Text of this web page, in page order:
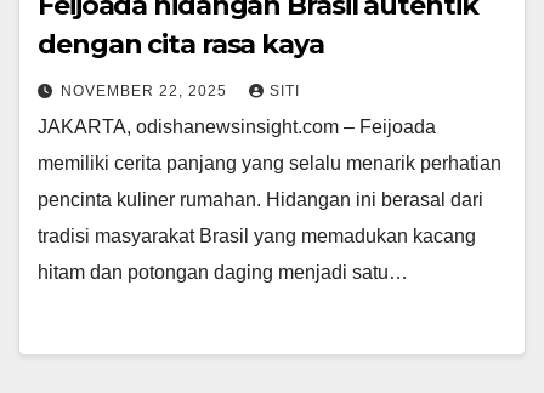
dengan cita rasa kaya
NOVEMBER 22, 2025 SITI
JAKARTA, odishanewsinsight.com – Feijoada
memiliki cerita panjang yang selalu menarik perhatian
pencinta kuliner rumahan. Hidangan ini berasal dari
tradisi masyarakat Brasil yang memadukan kacang
hitam dan potongan daging menjadi satu…